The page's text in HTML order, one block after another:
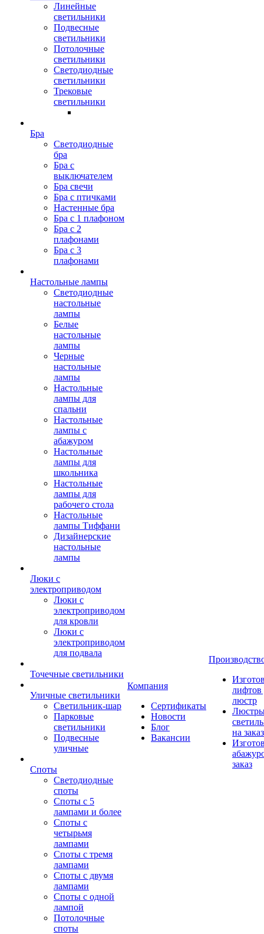
Линейные
светильники
Подвесные
светильники
Потолочные
светильники
Светодиодные
светильники
Трековые
светильники
Бра
Светодиодные
бра
Бра с
выключателем
Бра свечи
Бра с птичками
Настенные бра
Бра с 1 плафоном
Бра с 2
плафонами
Бра с 3
плафонами
Настольные лампы
Светодиодные
настольные
лампы
Белые
настольные
лампы
Черные
настольные
лампы
Настольные
лампы для
спальни
Настольные
лампы с
абажуром
Настольные
лампы для
школьника
Настольные
лампы для
рабочего стола
Настольные
лампы Тиффани
Дизайнерские
настольные
лампы
Люки с
электроприводом
Люки с
электроприводом
для кровли
Люки с
электроприводом
для подвала
Точечные светильники
Уличные светильники
Светильник-шар
Парковые
светильники
Подвесные
уличные
Споты
Светодиодные
споты
Споты с 5
лампами и более
Споты с
четырьмя
лампами
Споты с тремя
лампами
Споты с двумя
лампами
Споты с одной
лампой
Потолочные
споты
Компания
Сертификаты
Новости
Блог
Вакансии
лифтов
люстр
на заказ
заказ